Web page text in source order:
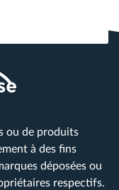
ou de produits
à des fins
déposées ou
respectifs.